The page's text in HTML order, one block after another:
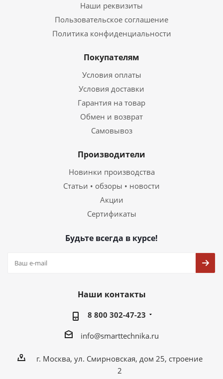
Наши реквизиты
Пользовательское соглашение
Политика конфиденциальности
Покупателям
Условия оплаты
Условия доставки
Гарантия на товар
Обмен и возврат
Самовывоз
Производители
Новинки производства
Статьи • обзоры • новости
Акции
Сертификаты
Будьте всегда в курсе!
Наши контакты
8 800 302-47-23
info@smarttechnika.ru
г. Москва, ул. Смирновская, дом 25, строение
2